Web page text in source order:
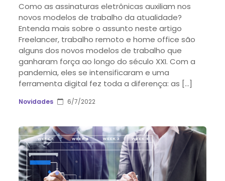
Como as assinaturas eletrônicas auxiliam nos
novos modelos de trabalho da atualidade?
Entenda mais sobre o assunto neste artigo
Freelancer, trabalho remoto e home office são
alguns dos novos modelos de trabalho que
ganharam força ao longo do século XXI. Com a
pandemia, eles se intensificaram e uma
ferramenta digital fez toda a diferença: as […]
Novidades 6/7/2022